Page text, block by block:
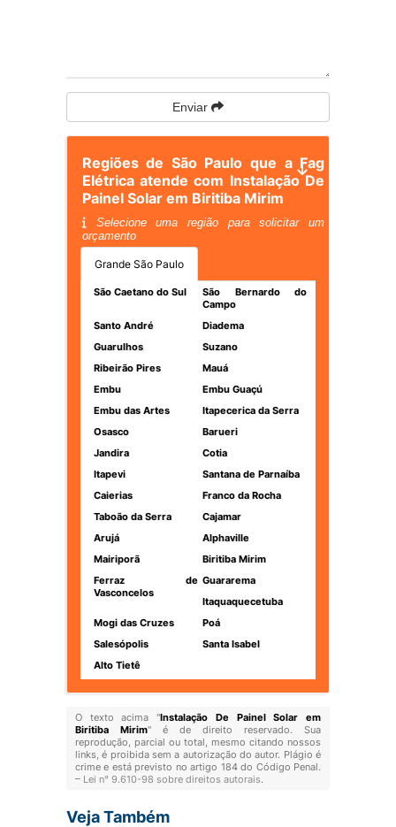
Enviar
Regiões de São Paulo que a Fag
Elétrica atende com Instalação De
Painel Solar em Biritiba Mirim
Selecione uma região para solicitar um
orçamento
Grande São Paulo
São Caetano do Sul
São Bernardo do
Campo
Santo André
Diadema
Guarulhos
Suzano
Ribeirão Pires
Mauá
Embu
Embu Guaçú
Embu das Artes
Itapecerica da Serra
Osasco
Barueri
Jandira
Cotia
Itapevi
Santana de Parnaíba
Caierias
Franco da Rocha
Taboão da Serra
Cajamar
Arujá
Alphaville
Mairiporã
Biritiba Mirim
Ferraz de
Vasconcelos
Guararema
Itaquaquecetuba
Mogi das Cruzes
Poá
Salesópolis
Santa Isabel
Alto Tietê
O texto acima "Instalação De Painel Solar em
Biritiba Mirim" é de direito reservado. Sua
reprodução, parcial ou total, mesmo citando nossos
links, é proibida sem a autorização do autor. Plágio é
crime e está previsto no artigo 184 do Código Penal.
– Lei n° 9.610-98 sobre direitos autorais.
Veja Também